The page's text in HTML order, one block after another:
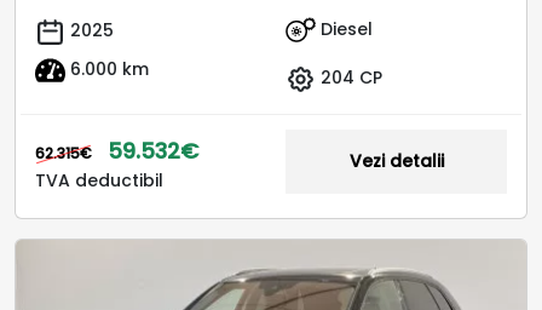
2025
6.000 km
Diesel
204 CP
62.315€ 59.532€
TVA deductibil
Vezi detalii